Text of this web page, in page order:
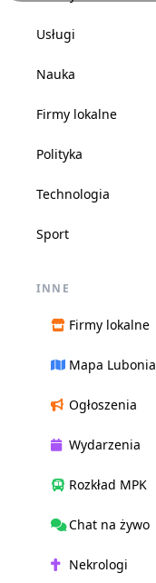
Usługi
Nauka
Firmy lokalne
Polityka
Technologia
Sport
INNE
Firmy lokalne
Mapa Lubonia
Ogłoszenia
Wydarzenia
Rozkład MPK
Chat na żywo
Nekrologi